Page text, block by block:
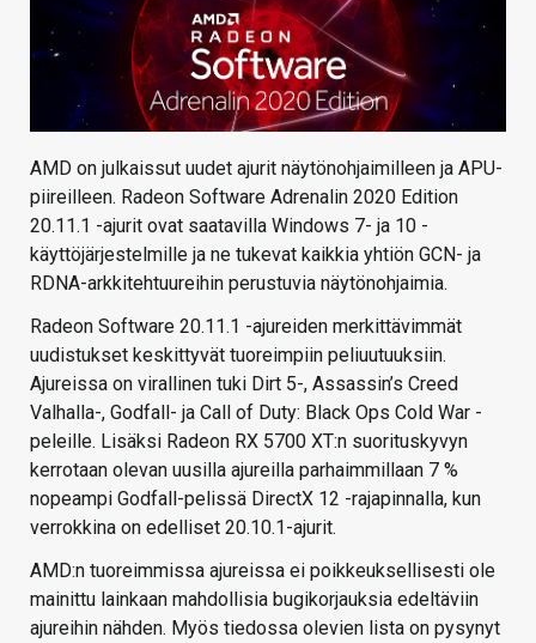
HAKU
AMD on julkaissut uudet ajurit näytönohjaimilleen ja APU-
piireilleen. Radeon Software Adrenalin 2020 Edition
20.11.1 -ajurit ovat saatavilla Windows 7- ja 10 -
käyttöjärjestelmille ja ne tukevat kaikkia yhtiön GCN- ja
RDNA-arkkitehtuureihin perustuvia näytönohjaimia.
Radeon Software 20.11.1 -ajureiden merkittävimmät
uudistukset keskittyvät tuoreimpiin peliuutuuksiin.
Ajureissa on virallinen tuki Dirt 5-, Assassin’s Creed
Valhalla-, Godfall- ja Call of Duty: Black Ops Cold War -
peleille. Lisäksi Radeon RX 5700 XT:n suorituskyvyn
kerrotaan olevan uusilla ajureilla parhaimmillaan 7 %
nopeampi Godfall-pelissä DirectX 12 -rajapinnalla, kun
verrokkina on edelliset 20.10.1-ajurit.
AMD:n tuoreimmissa ajureissa ei poikkeuksellisesti ole
mainittu lainkaan mahdollisia bugikorjauksia edeltäviin
ajureihin nähden. Myös tiedossa olevien lista on pysynyt